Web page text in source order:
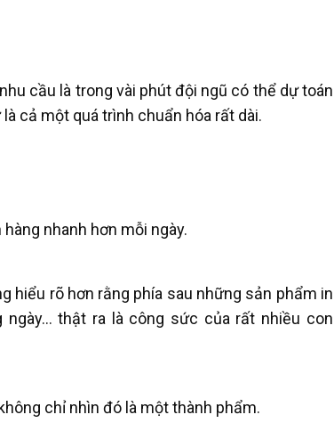
cầu là trong vài phút đội ngũ có thể dự toán
cả một quá trình chuẩn hóa rất dài.
nhanh hơn mỗi ngày.
hiểu rõ hơn rằng phía sau những sản phẩm in
thật ra là công sức của rất nhiều con
chỉ nhìn đó là một thành phẩm.